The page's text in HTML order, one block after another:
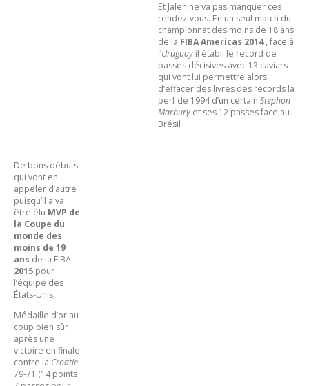
Et Jalen ne va pas manquer ces
rendez-vous. En un seul match du
championnat des moins de 18 ans
de la FIBA Americas 2014, face à
l’Uruguay il établi le record de
passes décisives avec 13 caviars
qui vont lui permettre alors
d’effacer des livres des records la
perf de 1994 d’un certain Stephon
Marbury et ses 12 passes face au
Brésil
De bons débuts
qui vont en
appeler d’autre
puisqu’il a va
être élu MVP de
la Coupe du
monde des
moins de 19
ans de la FIBA
2015 pour
l’équipe des
États-Unis,
Médaille d’or au
coup bien sûr
après une
victoire en finale
contre la Croatie
79-71 (14 points